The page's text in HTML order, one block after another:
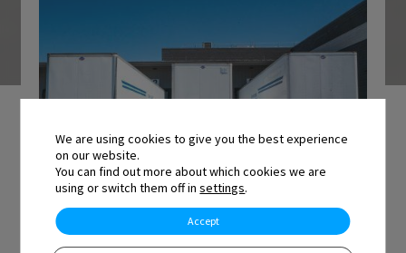
We are using cookies to give you the best experience
on our website.
You can find out more about which cookies we are
using or switch them off insettings.
Accept